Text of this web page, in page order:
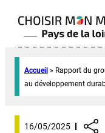
Accueil » Rapport du
au développement
16/05/2025